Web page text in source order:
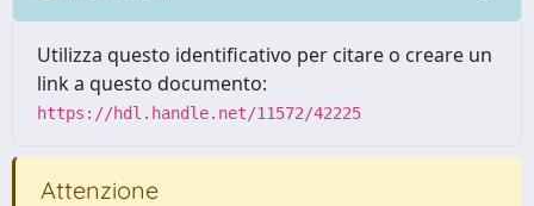
Utilizza questo identificativo per citare o creare un
link a questo documento:
https://hdl.handle.net/11572/42225
Attenzione